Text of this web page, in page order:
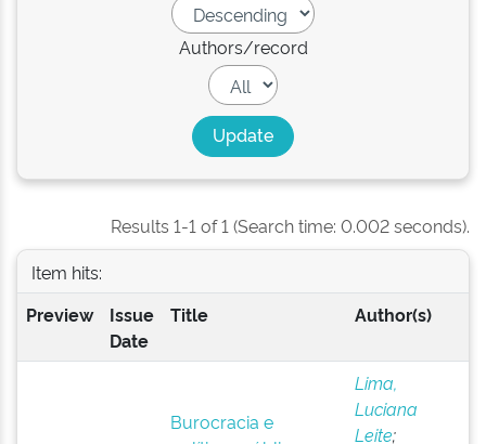
Authors/record
Results 1-1 of 1 (Search time: 0.002 seconds).
Item hits:
Preview
Issue
Date
Title Author(s)
Burocracia e
Lima,
Luciana
Leite;